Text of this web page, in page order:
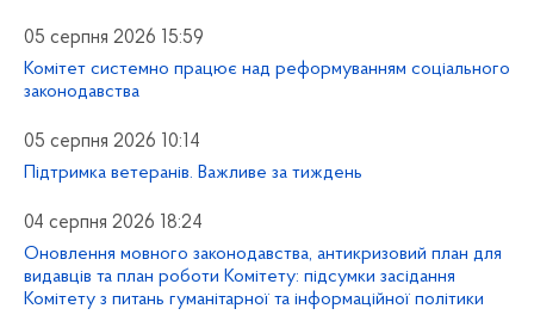
05 серпня 2026 15:59
Комітет системно працює над реформуванням соціального
законодавства
05 серпня 2026 10:14
Підтримка ветеранів. Важливе за тиждень
04 серпня 2026 18:24
Оновлення мовного законодавства, антикризовий план для
видавців та план роботи Комітету: підсумки засідання
Комітету з питань гуманітарної та інформаційної політики